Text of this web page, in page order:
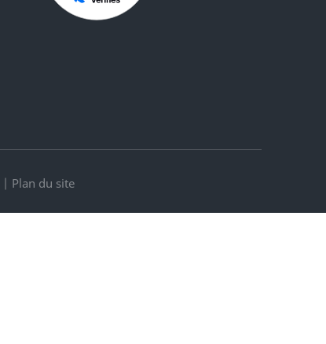
| Plan du site